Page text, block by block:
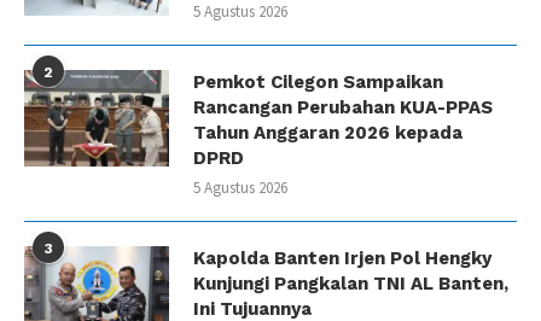
5 Agustus 2026
2
Pemkot Cilegon Sampaikan
Rancangan Perubahan KUA-PPAS
Tahun Anggaran 2026 kepada
DPRD
5 Agustus 2026
3
Kapolda Banten Irjen Pol Hengky
Kunjungi Pangkalan TNI AL Banten,
Ini Tujuannya